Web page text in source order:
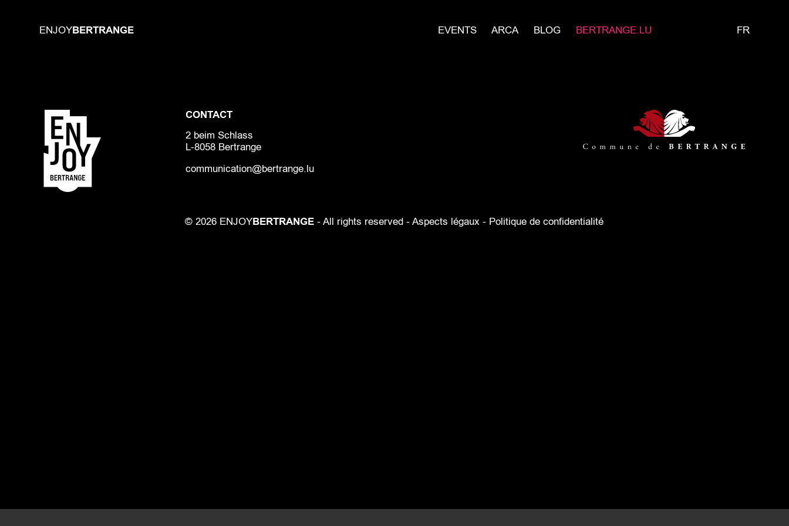
ENJOYBERTRANGE EVENTS ARCA BLOG BERTRANGE.LU FR
CONTACT
2 beim Schlass
L-8058 Bertrange
communication@bertrange.lu
© 2026 ENJOYBERTRANGE - All rights reserved -Aspects légaux - Politique de confidentialité